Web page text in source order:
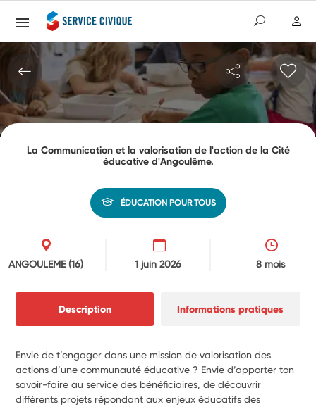
La Communication et la valorisation de l'action de la Cité
éducative d'Angoulême.
ÉDUCATION POUR TOUS
ANGOULEME(16) 1 juin 2026 8 mois
Description Informations pratiques
Envie de t’engager dans une mission de valorisation des
actions d’une communauté éducative ? Envie d’apporter ton
savoir-faire au service des bénéficiaires, de découvrir
différents projets répondant aux enjeux éducatifs des